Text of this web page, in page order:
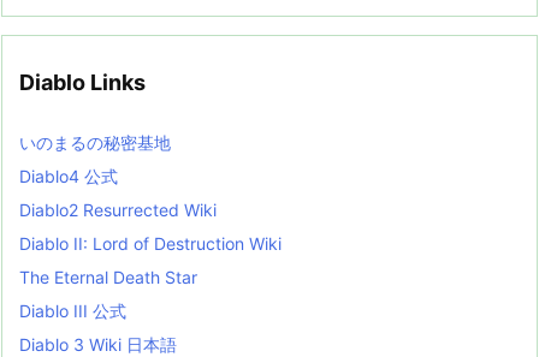
e
i
s
t
Diablo Links
いのまるの秘密基地
Diablo4 公式
Diablo2 Resurrected Wiki
Diablo II: Lord of Destruction Wiki
The Eternal Death Star
Diablo III 公式
Diablo 3 Wiki 日本語